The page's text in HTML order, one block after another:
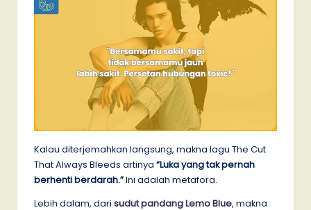
Kalau diterjemahkan langsung, makna lagu The Cut
That Always Bleeds artinya “Luka yang tak pernah
berhenti berdarah.”Ini adalah metafora.
Lebih dalam, dari sudut pandang Lemo Blue, makna